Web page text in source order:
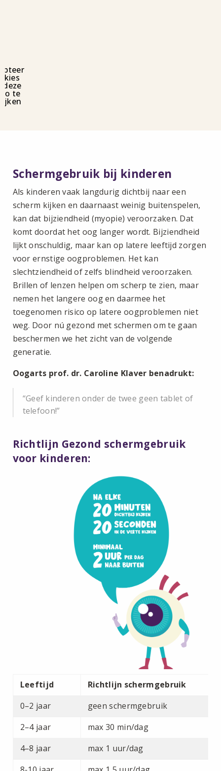
deze
te
Schermgebruik bij kinderen
Als kinderen vaak langdurig dichtbij naar een
scherm kijken en daarnaast weinig buitenspelen,
kan dat bijziendheid (myopie) veroorzaken. Dat
komt doordat het oog langer wordt. Bijziendheid
lijkt onschuldig, maar kan op latere leeftijd zorgen
voor ernstige oogproblemen. Het kan
slechtziendheid of zelfs blindheid veroorzaken.
Brillen of lenzen helpen om scherp te zien, maar
nemen het langere oog en daarmee het
toegenomen risico op latere oogproblemen niet
weg. Door nú gezond met schermen om te gaan
beschermen we het zicht van de volgende
generatie.
Oogarts prof. dr. Caroline Klaver benadrukt:
Geef kinderen onder de twee geen tablet of
telefoon!
Richtlijn Gezond schermgebruik
voor kinderen:
Leeftijd
Richtlijn schermgebruik
0–2 jaar
geen schermgebruik
2–4 jaar
max 30 min/dag
4–8 jaar
max 1 uur/dag